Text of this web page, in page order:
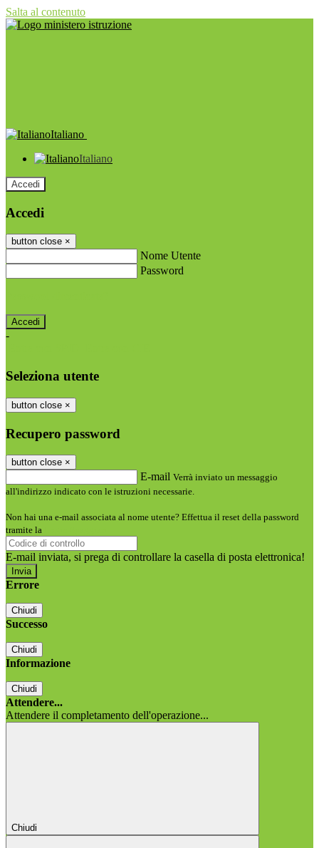
Salta al contenuto
Italiano
Italiano
Accedi
Accedi
button close ×
Nome Utente
Password
-
Seleziona utente
button close ×
Recupero password
button close ×
E-mail Verrà inviato un messaggio
all'indirizzo indicato con le istruzioni necessarie.
Non hai una e-mail associata al nome utente? Effettua il reset della password
tramite la
E-mail inviata, si prega di controllare la casella di posta elettronica!
Errore
Chiudi
Successo
Chiudi
Informazione
Chiudi
Attendere...
Attendere il completamento dell'operazione...
Chiudi